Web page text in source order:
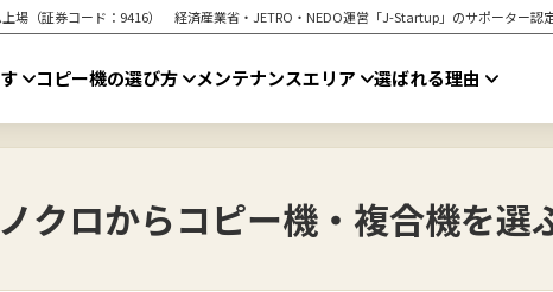
場（証券コード：9416） 経済産業省・JETRO・NEDO運営「J-Startup」のサポーター認
コピー機の選び方 メンテナンスエリア 選ばれる理由
クロからコピー機・複合機を選